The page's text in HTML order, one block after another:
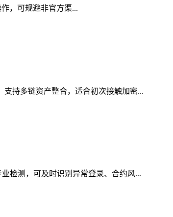
，可规避非官方渠...
持多链资产整合，适合初次接触加密...
检测，可及时识别异常登录、合约风...